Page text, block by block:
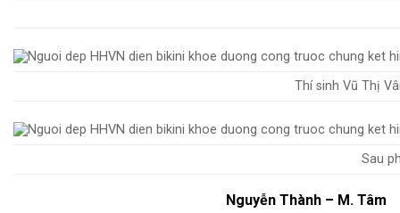
Thí sinh Vũ Thị
Sau
Nguyễn Thành – M. Tâm